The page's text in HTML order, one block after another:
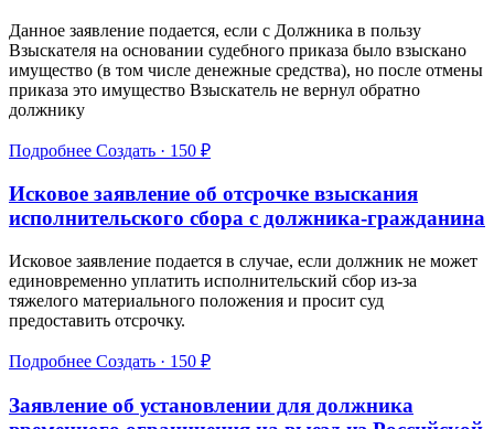
Данное заявление подается, если с Должника в пользу
Взыскателя на основании судебного приказа было взыскано
имущество (в том числе денежные средства), но после отмены
приказа это имущество Взыскатель не вернул обратно
должнику
Подробнее Создать · 150 ₽
Исковое заявление об отсрочке взыскания
исполнительского сбора с должника-гражданина
Исковое заявление подается в случае, если должник не может
единовременно уплатить исполнительский сбор из-за
тяжелого материального положения и просит суд
предоставить отсрочку.
Подробнее Создать · 150 ₽
Заявление об установлении для должника